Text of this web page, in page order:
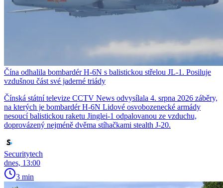
Čína odhalila bombardér H-6N s balistickou střelou JL-1. Posiluje
vzdušnou část své jaderné triády
Čínská státní televize CCTV News odvysílala 4. srpna 2026 záběry,
na kterých je bombardér H-6N Lidové osvobozenecké armády
nesoucí balistickou raketu Jinglei-1 odpalovanou ze vzduchu,
doprovázený nejméně dvěma stíhačkami stealth J-20.
Securitytech
dnes, 13:00
3 min